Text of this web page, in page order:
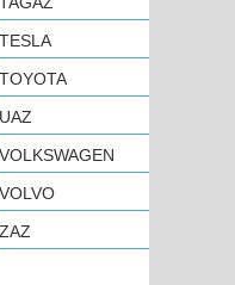
TESLA
TOYOTA
UAZ
VOLKSWAGEN
VOLVO
ZAZ